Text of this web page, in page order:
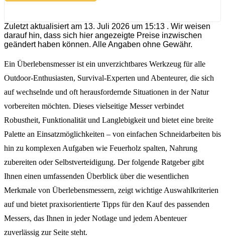
Zuletzt aktualisiert am 13. Juli 2026 um 15:13 . Wir weisen
darauf hin, dass sich hier angezeigte Preise inzwischen
geändert haben können. Alle Angaben ohne Gewähr.
Ein Überlebensmesser ist ein unverzichtbares Werkzeug für alle
Outdoor-Enthusiasten, Survival-Experten und Abenteurer, die sich
auf wechselnde und oft herausfordernde Situationen in der Natur
vorbereiten möchten. Dieses vielseitige Messer verbindet
Robustheit, Funktionalität und Langlebigkeit und bietet eine breite
Palette an Einsatzmöglichkeiten – von einfachen Schneidarbeiten bis
hin zu komplexen Aufgaben wie Feuerholz spalten, Nahrung
zubereiten oder Selbstverteidigung. Der folgende Ratgeber gibt
Ihnen einen umfassenden Überblick über die wesentlichen
Merkmale von Überlebensmessern, zeigt wichtige Auswahlkriterien
auf und bietet praxisorientierte Tipps für den Kauf des passenden
Messers, das Ihnen in jeder Notlage und jedem Abenteuer
zuverlässig zur Seite steht.